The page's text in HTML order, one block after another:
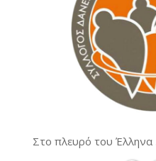
Στο πλευρό του